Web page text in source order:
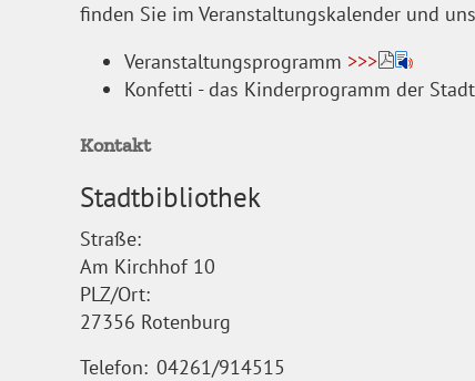
finden Sie im Veranstaltungskalender und
Veranstaltungsprogramm >>>
Konfetti - das Kinderprogramm der
Kontakt
Stadtbibliothek
Straße:
Am Kirchhof 10
PLZ/Ort:
27356 Rotenburg
Telefon: 04261/914515